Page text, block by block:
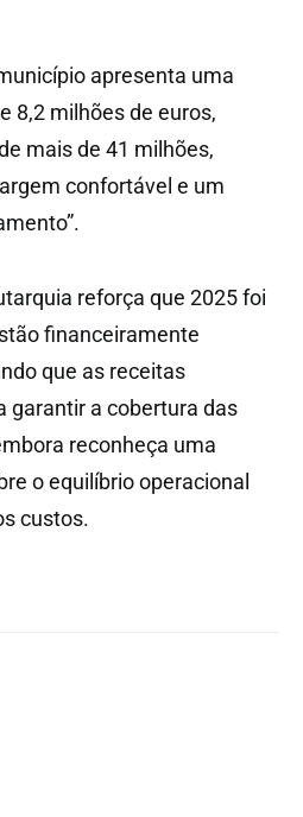
apresenta uma
8,2 milhões de euros,
mais de 41 milhões,
confortável e um
reforça que 2025 foi
financeiramente
que as receitas
garantir a cobertura das
reconheça uma
o equilíbrio operacional
custos.